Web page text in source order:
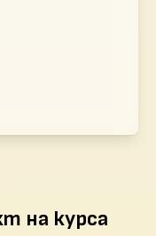
на курса